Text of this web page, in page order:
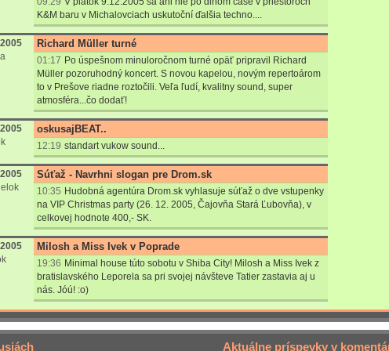
K&M baru v Michalovciach uskutoční ďalšia techno....
Richard Müller turné
01:17 Po úspešnom minuloročnom turné opäť pripravil Richard
Müller pozoruhodný koncert. S novou kapelou, novým repertoárom
to v Prešove riadne roztočili. Veľa ľudí, kvalitny sound, super
atmosféra...čo dodať!
oskusajBEAT..
12:19 standart vukow sound...
Súťaž - Navrhni slogan pre Drom.sk
10:35 Hudobná agentúra Drom.sk vyhlasuje súťaž o dve vstupenky
na VIP Christmas party (26. 12. 2005, Čajovňa Stará Ľubovňa), v
celkovej hodnote 400,- SK.
Milosh a Miss Ivek v Poprade
19:36 Minimal house túto sobotu v Shiba City! Milosh a Miss Ivek z
bratislavského Leporela sa pri svojej návšteve Tatier zastavia aj u
nás. Jóú! :o)
Aktuálne príspevky v